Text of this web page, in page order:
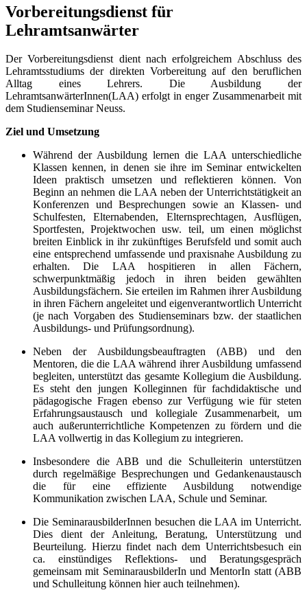
Vorbereitungsdienst für
Lehramtsanwärter
Der Vorbereitungsdienst dient nach erfolgreichem Abschluss des
Lehramtsstudiums der direkten Vorbereitung auf den beruflichen
Alltag eines Lehrers. Die Ausbildung der
LehramtsanwärterInnen(LAA) erfolgt in enger Zusammenarbeit mit
dem Studienseminar Neuss.
Ziel und Umsetzung
Während der Ausbildung lernen die LAA unterschiedliche
Klassen kennen, in denen sie ihre im Seminar entwickelten
Ideen praktisch umsetzen und reflektieren können. Von
Beginn an nehmen die LAA neben der Unterrichtstätigkeit an
Konferenzen und Besprechungen sowie an Klassen- und
Schulfesten, Elternabenden, Elternsprechtagen, Ausflügen,
Sportfesten, Projektwochen usw. teil, um einen möglichst
breiten Einblick in ihr zukünftiges Berufsfeld und somit auch
eine entsprechend umfassende und praxisnahe Ausbildung zu
erhalten. Die LAA hospitieren in allen Fächern,
schwerpunktmäßig jedoch in ihren beiden gewählten
Ausbildungsfächern. Sie erteilen im Rahmen ihrer Ausbildung
in ihren Fächern angeleitet und eigenverantwortlich Unterricht
(je nach Vorgaben des Studienseminars bzw. der staatlichen
Ausbildungs- und Prüfungsordnung).
Neben der Ausbildungsbeauftragten (ABB) und den
Mentoren, die die LAA während ihrer Ausbildung umfassend
begleiten, unterstützt das gesamte Kollegium die Ausbildung.
Es steht den jungen Kolleginnen für fachdidaktische und
pädagogische Fragen ebenso zur Verfügung wie für steten
Erfahrungsaustausch und kollegiale Zusammenarbeit, um
auch außerunterrichtliche Kompetenzen zu fördern und die
LAA vollwertig in das Kollegium zu integrieren.
Insbesondere die ABB und die Schulleiterin unterstützen
durch regelmäßige Besprechungen und Gedankenaustausch
die für eine effiziente Ausbildung notwendige
Kommunikation zwischen LAA, Schule und Seminar.
Die SeminarausbilderInnen besuchen die LAA im Unterricht.
Dies dient der Anleitung, Beratung, Unterstützung und
Beurteilung. Hierzu findet nach dem Unterrichtsbesuch ein
ca. einstündiges Reflektions- und Beratungsgespräch
gemeinsam mit SeminarausbilderIn und MentorIn statt (ABB
und Schulleitung können hier auch teilnehmen).